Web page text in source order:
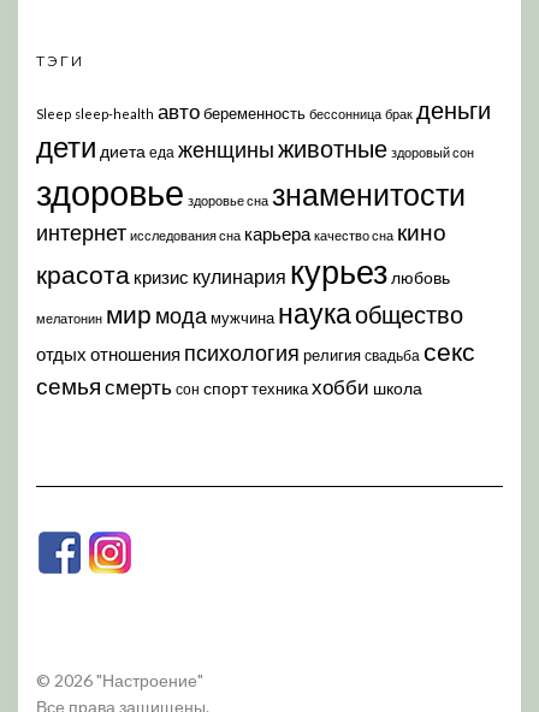
ТЭГИ
Sleep sleep-health автобеременность бессонница брак деньги
дети диета еда женщиныживотные здоровый сон
здоровье здоровье сна знаменитости
интернет исследования сна карьера качество сна кино
красота кризис кулинария курьез любовь
мелатонин мир модамужчина наукаобщество
отдых отношения психология религия свадьба секс
семья смерть сон спорттехникахобби школа
© 2026 "Настроение"
Все права защищены.